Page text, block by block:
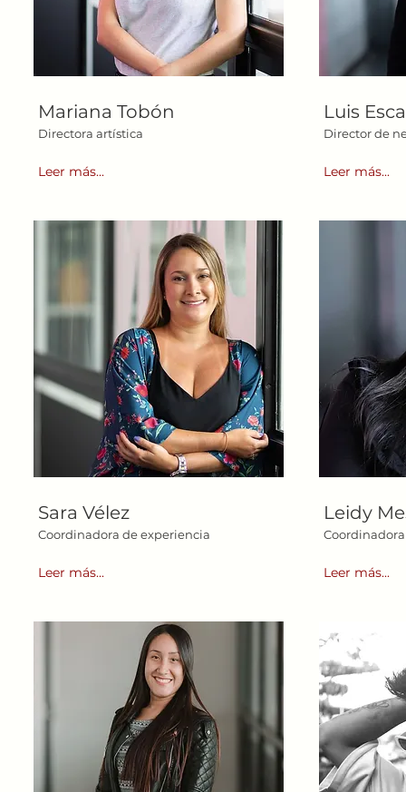
Mariana Tobón
Directora artística
Leer más...
Sara Vélez
Coordinadora de experiencia
Leer más...
Luis
Director de
Leer más...
Leidy
Leer más...